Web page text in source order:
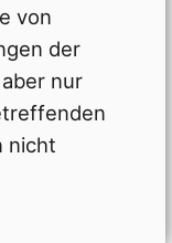
von
der
nur
nicht